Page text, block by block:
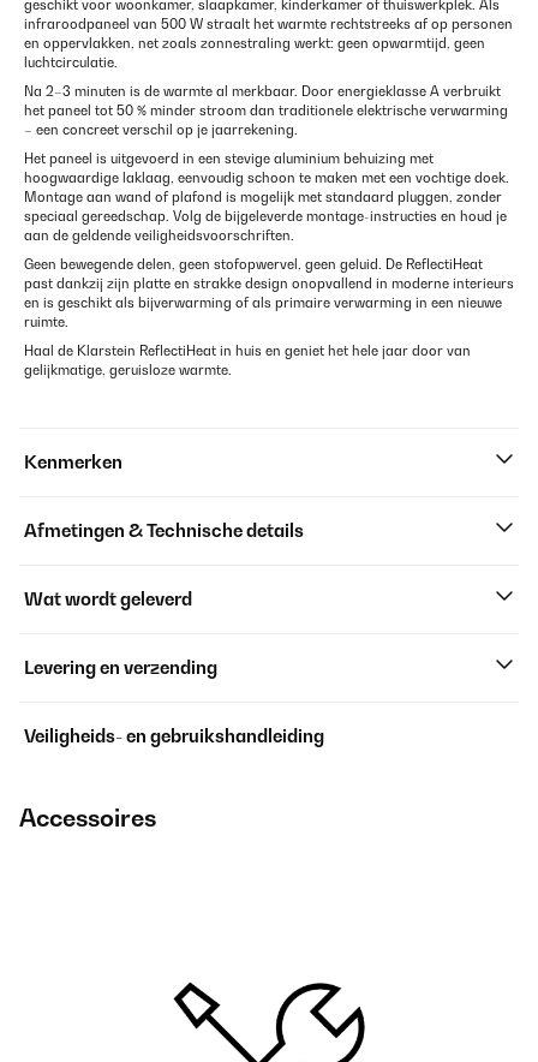
geschikt voor woonkamer, slaapkamer, kinderkamer of thuiswerkplek. Als
infraroodpaneel van 500 W straalt het warmte rechtstreeks af op personen
en oppervlakken, net zoals zonnestraling werkt: geen opwarmtijd, geen
luchtcirculatie.
Na 2–3 minuten is de warmte al merkbaar. Door energieklasse A verbruikt
het paneel tot 50 % minder stroom dan traditionele elektrische verwarming
– een concreet verschil op je jaarrekening.
Het paneel is uitgevoerd in een stevige aluminium behuizing met
hoogwaardige laklaag, eenvoudig schoon te maken met een vochtige doek.
Montage aan wand of plafond is mogelijk met standaard pluggen, zonder
speciaal gereedschap. Volg de bijgeleverde montage-instructies en houd je
aan de geldende veiligheidsvoorschriften.
Geen bewegende delen, geen stofopwervel, geen geluid. De ReflectiHeat
past dankzij zijn platte en strakke design onopvallend in moderne interieurs
en is geschikt als bijverwarming of als primaire verwarming in een nieuwe
ruimte.
Haal de Klarstein ReflectiHeat in huis en geniet het hele jaar door van
gelijkmatige, geruisloze warmte.
Kenmerken
Afmetingen & Technische details
Wat wordt geleverd
Levering en verzending
Veiligheids- en gebruikshandleiding
Accessoires